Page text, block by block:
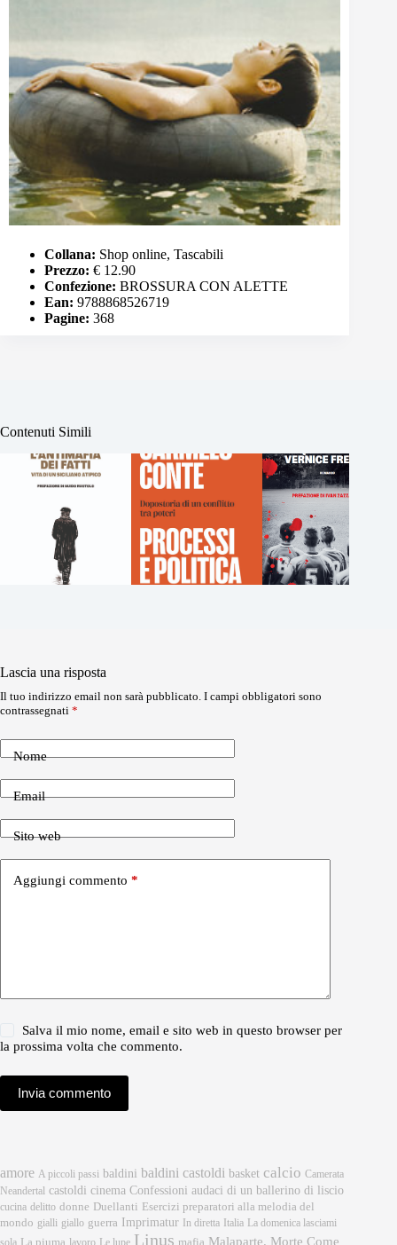
Collana: Shop online, Tascabili
Prezzo: € 12.90
Confezione: BROSSURA CON ALETTE
Ean: 9788868526719
Pagine: 368
Contenuti Simili
Lascia una risposta
Il tuo indirizzo email non sarà pubblicato. I campi obbligatori sono
contrassegnati *
Nome
Email
Sito web
Aggiungi commento *
Salva il mio nome, email e sito web in questo browser per
la prossima volta che commento.
Invia commento
amore A piccoli passi baldini baldini castoldi basket calcio Camerata
Neandertal castoldi cinema Confessioni audaci di un ballerino di liscio
cucina delitto donne Duellanti Esercizi preparatori alla melodia del
mondo gialli giallo guerra Imprimatur In diretta Italia La domenica lasciami
sola La piuma lavoro Le lupe Linus mafia Malaparte. Morte Come